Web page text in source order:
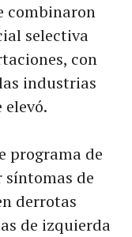
combinaron
selectiva
con
industrias
elevó.
programa de
de
derrotas
de izquierda